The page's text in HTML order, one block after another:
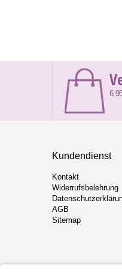
Kundendienst
Kontakt
Widerrufsbelehrung
AGB
Sitemap